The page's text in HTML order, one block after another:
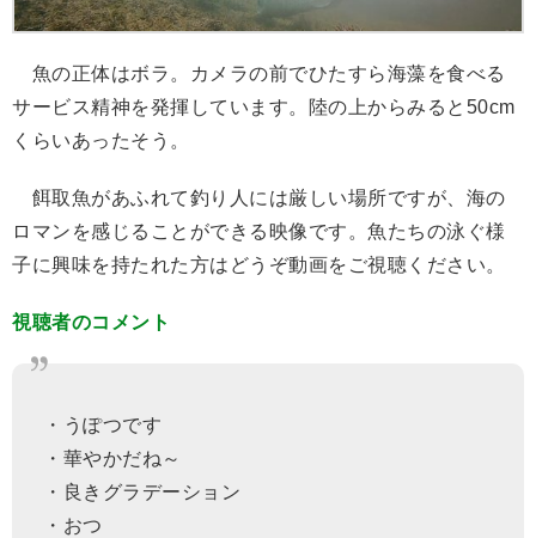
魚の正体はボラ。カメラの前でひたすら海藻を食べる
サービス精神を発揮しています。陸の上からみると50cm
くらいあったそう。
餌取魚があふれて釣り人には厳しい場所ですが、海の
ロマンを感じることができる映像です。魚たちの泳ぐ様
子に興味を持たれた方はどうぞ動画をご視聴ください。
視聴者のコメント
・うぽつです
・華やかだね～
・良きグラデーション
・おつ